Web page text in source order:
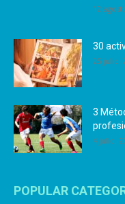
12
30
25 julio,
3
4 julio,
POPULAR